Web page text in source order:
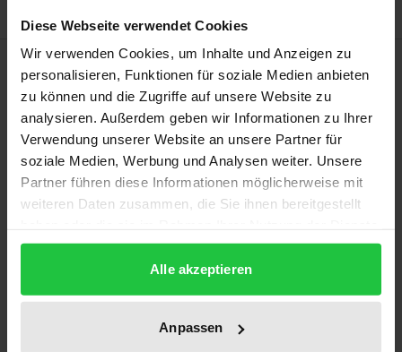
Diese Webseite verwendet Cookies
Wir verwenden Cookies, um Inhalte und Anzeigen zu
personalisieren, Funktionen für soziale Medien anbieten
zu können und die Zugriffe auf unsere Website zu
analysieren. Außerdem geben wir Informationen zu Ihrer
Verwendung unserer Website an unsere Partner für
soziale Medien, Werbung und Analysen weiter. Unsere
Partner führen diese Informationen möglicherweise mit
weiteren Daten zusammen, die Sie ihnen bereitgestellt
gesammelt haben.
Alle akzeptieren
Anpassen
Description
Simon L. Frank (1877-1950) ist nach dem Urteil des
Philosophiehistorikers und Theologen W. W.
Senkowski „der größte russische Philosoph
überhaupt”. Frank hatte um die Jahrhundertwende
Vorlesungen Georg Simmels in Berlin gehört und
sich mit der Philosophie des Neukantianismus, mit
Fichtes Idealismus, mit Schleiermacher, Spinoza und
dem Pragmatismus auseinandergesetzt. Er